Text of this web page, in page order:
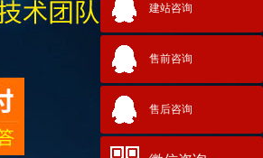
建站咨询
售前咨询
售后咨询